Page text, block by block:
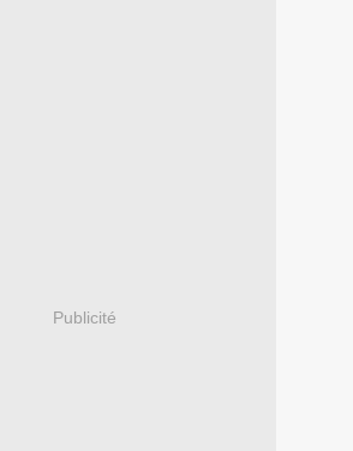
Publicité